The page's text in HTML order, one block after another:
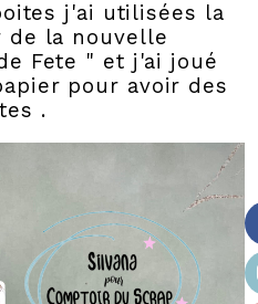
j'ai utilisées la
de la nouvelle
Fete " et j'ai joué
pour avoir des
.